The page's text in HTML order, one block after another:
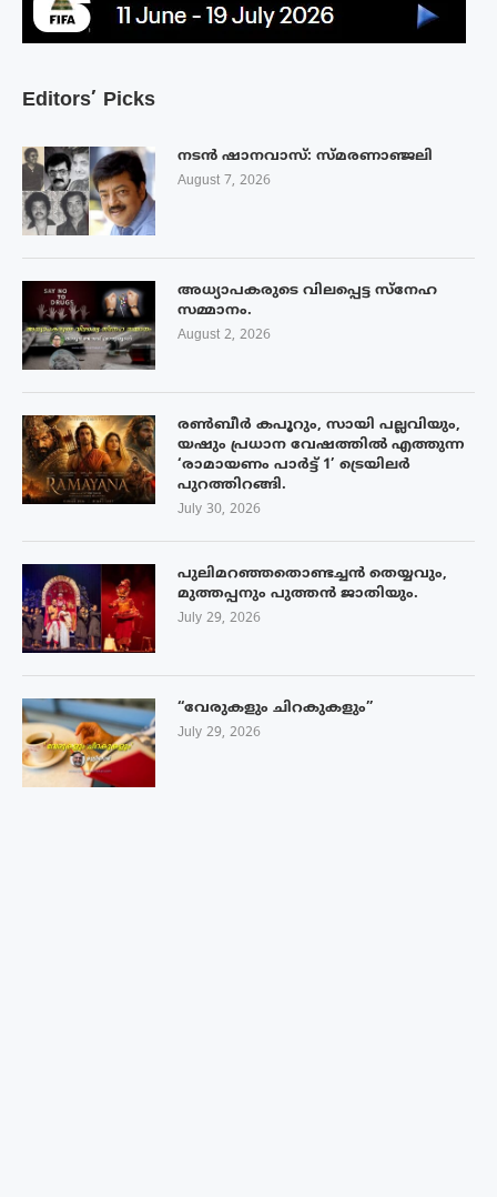
Editors’ Picks
നടൻ ഷാനവാസ്: സ്മരണാഞ്ജലി
August 7, 2026
അധ്യാപകരുടെ വിലപ്പെട്ട സ്നേഹ
സമ്മാനം.
August 2, 2026
രൺബീർ കപൂറും, സായി പല്ലവിയും,
യഷും പ്രധാന വേഷത്തിൽ എത്തുന്ന
‘രാമായണം പാർട്ട് 1’ ട്രെയിലർ
പുറത്തിറങ്ങി.
July 30, 2026
പുലിമറഞ്ഞതൊണ്ടച്ചൻ തെയ്യവും,
മുത്തപ്പനും പുത്തൻ ജാതിയും.
July 29, 2026
“വേരുകളും ചിറകുകളും”
July 29, 2026